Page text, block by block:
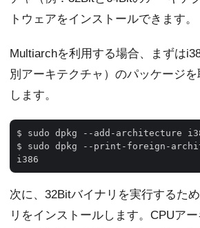
トウェアをインストールできます。
Multiarchを利用する場合、まずは
別アーキテクチャ）のパッケージ
します。
$ sudo dpkg --add-architecture
$ sudo dpkg --print-foreign-
次に、32Bitバイナリを実行するた
リをインストールします。CPUア